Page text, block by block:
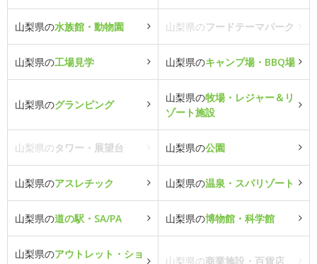
山梨県の水族館・動物園 山梨県のフードテーマパーク
山梨県の工場見学 山梨県のキャンプ場・BBQ場
山梨県のグランピング
山梨県の牧場・レジャー＆リ
ゾート施設
山梨県のタワー・展望台 山梨県の公園
山梨県のアスレチック 山梨県の温泉・スパリゾート
山梨県の道の駅・SA/PA 山梨県の博物館・科学館
山梨県のアウトレット・ショ
山梨県の商業施設・百貨店